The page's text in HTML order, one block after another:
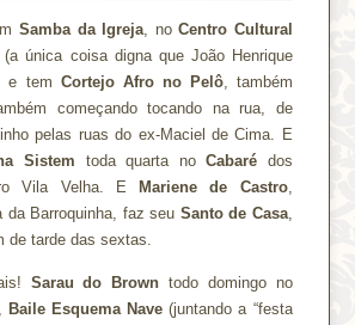
Samba da Igreja, noCentro Cultural
única coisa digna que João Henrique
e tem Cortejo Afro no Pelô, também
começando tocando na rua, de
pelas ruas do ex-Maciel de Cima. E
Sistem toda quarta noCabaré dos
Vila Velha. E
Mariene de Castro,
da Barroquinha, faz seu Santo de Casa,
de tarde das sextas.
Sarau do Brown todo domingo no
Baile Esquema Nave (juntando a “festa